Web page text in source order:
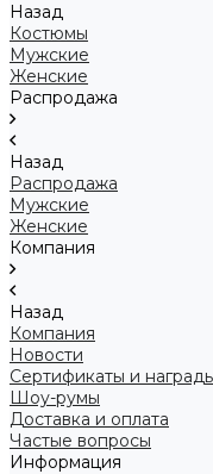
Назад
Костюмы
Мужские
Женские
Распродажа
Назад
Распродажа
Мужские
Женские
Компания
Назад
Компания
Новости
Сертификаты и
Шоу-румы
Доставка и оплата
Частые вопросы
Информация